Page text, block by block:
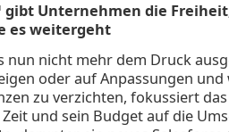
Unternehmen die
es weitergeht
nun nicht mehr dem Druck
oder auf Anpassungen
zu verzichten, fokussiert
und sein Budget auf die